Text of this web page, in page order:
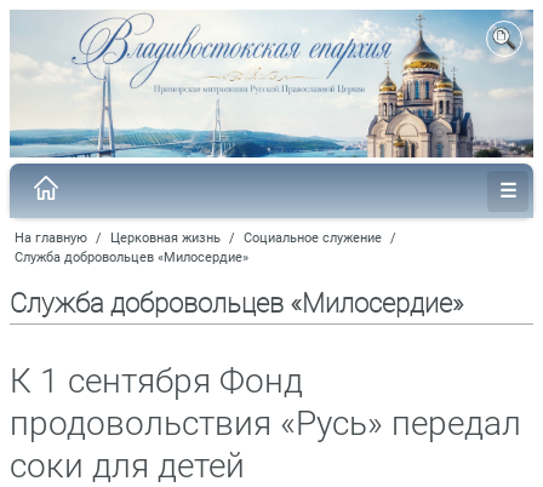
На главную / Церковная жизнь / Социальное служение /
Служба добровольцев «Милосердие»
Служба добровольцев «Милосердие»
К 1 сентября Фонд
продовольствия «Русь» передал
соки для детей